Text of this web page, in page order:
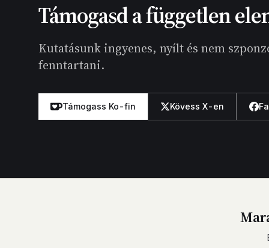
Támogasd a független
Kutatásunk ingyenes, nyílt és nem
fenntartani.
Támogass Ko-fin Kövess X-en